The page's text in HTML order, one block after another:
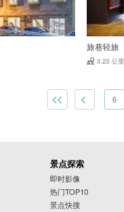
旅巷轻旅
3.23 公里
6
景点探索
即时影像
热门TOP10
景点快搜